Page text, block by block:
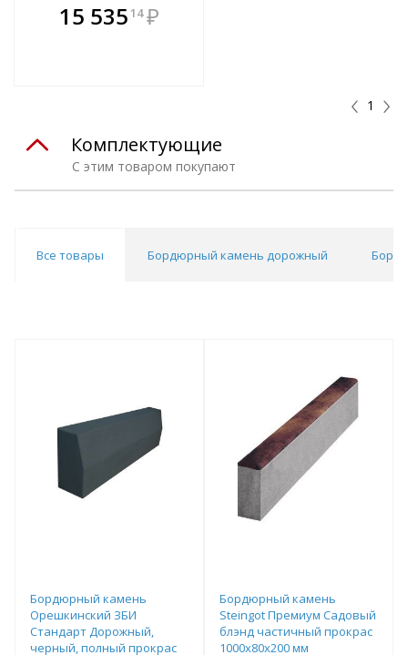
15 535 14 ₽
1
С этим товаром покупают
Комплектующие
Все товары Бордюрный камень дорожный
Бордюрный камень
Орешкинский ЗБИ
Стандарт Дорожный,
черный, полный прокрас
Бордюрный камень
Steingot Премиум Садовый
блэнд частичный прокрас
1000х80х200 мм